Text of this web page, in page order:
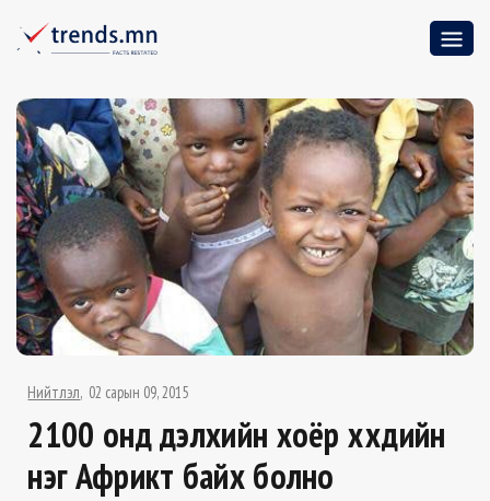
Нийтлэл 02 сарын 09, 2015
2100 онд дэлхийн хоёр хүүхдийн
нэг Африкт байх болно